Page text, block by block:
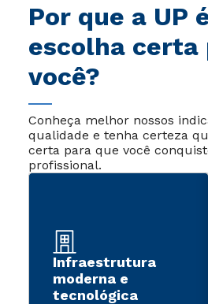
Por que a UP
escolha certa
você?
Conheça melhor nossos
qualidade e tenha certeza
certa para que você
profissional.
Infraestrutura
moderna e
tecnológica